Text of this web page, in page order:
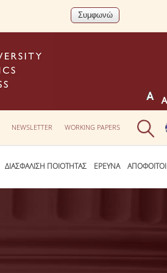
NEWSLETTER WORKING PAPERS
ΔΙΑΣΦΑΛΙΣΗ ΠΟΙΟΤΗΤΑΣ ΕΡΕΥΝΑ ΑΠΟΦΟΙΤΟΙ